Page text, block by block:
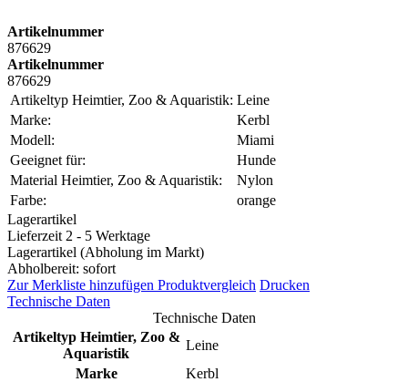
Artikelnummer
876629
Artikelnummer
876629
Artikeltyp Heimtier, Zoo & Aquaristik: Leine
Marke:
Kerbl
Modell:
Miami
Geeignet für:
Hunde
Material Heimtier, Zoo & Aquaristik:
Nylon
Farbe:
orange
Lagerartikel
Lieferzeit 2 - 5 Werktage
Lagerartikel (Abholung im Markt)
Abholbereit: sofort
Zur Merkliste hinzufügen Produktvergleich Drucken
Technische Daten
Technische Daten
Artikeltyp Heimtier, Zoo &
Aquaristik
Leine
Marke
Kerbl